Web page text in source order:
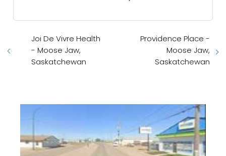
Joi De Vivre Health
- Moose Jaw,
Saskatchewan
Providence Place -
Moose Jaw,
Saskatchewan